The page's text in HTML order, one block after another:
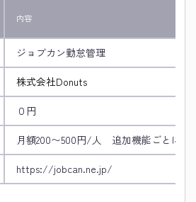
内容
ジョブカン勤怠管理
株式会社Donuts
０円
月額200〜500円/人 追加機能ごとに変
https://jobcan.ne.jp/